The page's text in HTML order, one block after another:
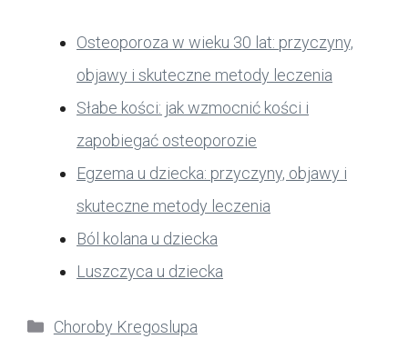
Osteoporoza w wieku 30 lat: przyczyny,
objawy i skuteczne metody leczenia
Słabe kości: jak wzmocnić kości i
zapobiegać osteoporozie
Egzema u dziecka: przyczyny, objawy i
skuteczne metody leczenia
Ból kolana u dziecka
Luszczyca u dziecka
Kategorie
Choroby Kregoslupa